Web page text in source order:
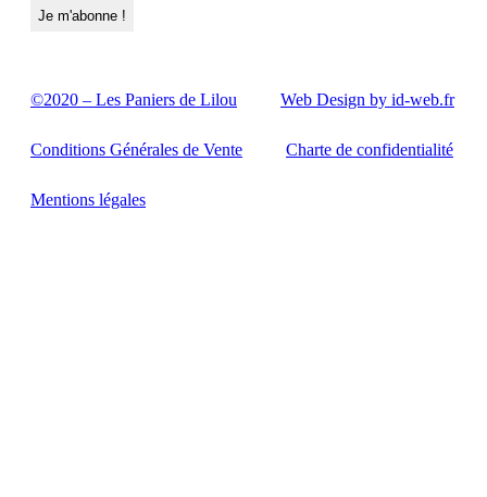
©2020 – Les Paniers de Lilou Web Design by id-web.fr
Conditions Générales de Vente Charte de confidentialité
Mentions légales